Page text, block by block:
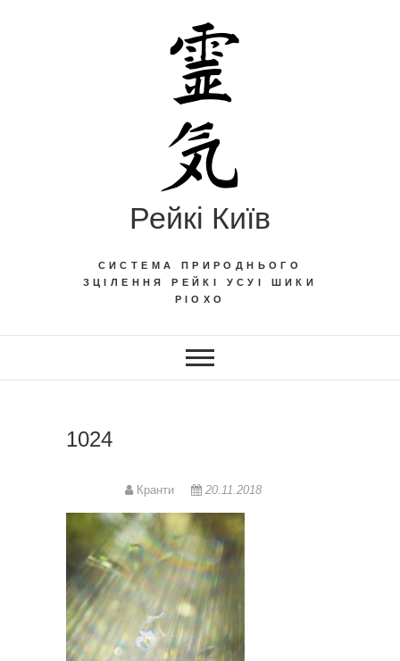
Рейкі Київ
СИСТЕМА ПРИРОДНЬОГО
ЗЦІЛЕННЯ РЕЙКІ УСУІ ШИКИ
РІОХО
1024
Кранти 20.11.2018